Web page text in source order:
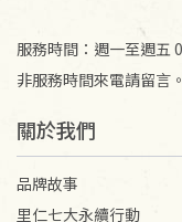
服務時間：週一至週五
非服務時間來電請留言。
關於我們
品牌故事
里仁七大永續行動